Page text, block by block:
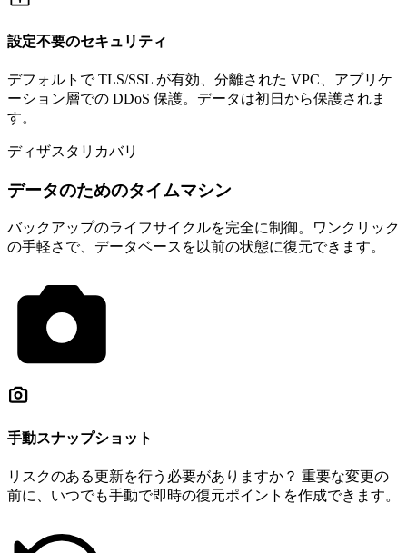
設定不要のセキュリティ
デフォルトで TLS/SSL が有効、分離された VPC、アプリケ
ーション層での DDoS 保護。データは初日から保護されま
す。
ディザスタリカバリ
データのためのタイムマシン
バックアップのライフサイクルを完全に制御。ワンクリック
の手軽さで、データベースを以前の状態に復元できます。
手動スナップショット
リスクのある更新を行う必要がありますか？ 重要な変更の
前に、いつでも手動で即時の復元ポイントを作成できます。